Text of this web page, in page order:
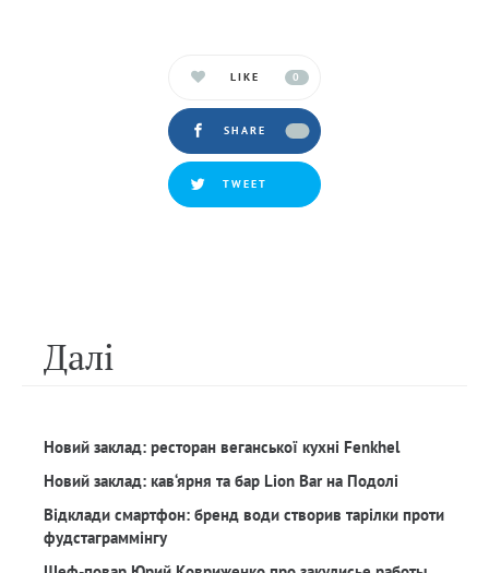
LIKE 0
SHARE
TWEET
Далi
Новий заклад: ресторан веганської кухні Fenkhel
Новий заклад: кав‘ярня та бар Lion Bar на Подолі
Відклади смартфон: бренд води створив тарілки проти
фудстаграммінгу